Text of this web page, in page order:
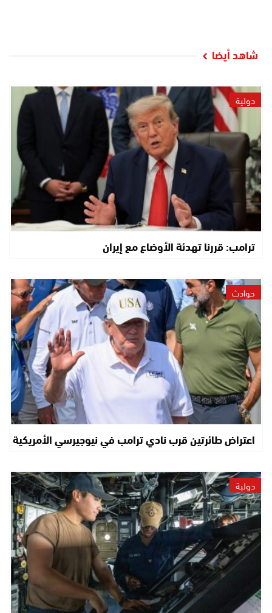
شاهد أيضا
دولية
ترامب: قررنا تهدئة الأوضاع مع إيران
حوادث
اعتراض طائرتين قرب نادي ترامب في نيوجيرسي الأمريكية
دولية